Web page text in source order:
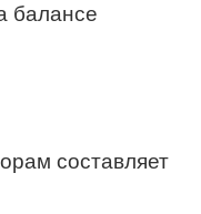
балансе
составляет